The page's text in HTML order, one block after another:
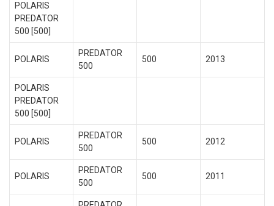
POLARIS
PREDATOR
500 [500]
POLARIS
PREDATOR
500
500 2013
POLARIS
PREDATOR
500 [500]
POLARIS
PREDATOR
500
500 2012
POLARIS
PREDATOR
500
500 2011